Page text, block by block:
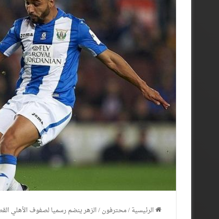
الرئيسية/محترفون/الزهر ينضم رسميا لصفوف الأهلي